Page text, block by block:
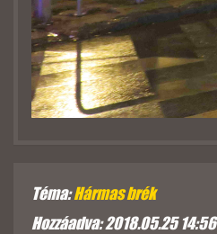
Téma:Hármas brék
Hozzáadva: 2018.05.25 14:56